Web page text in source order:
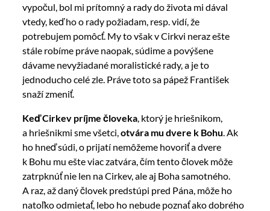
vypočul, bol mi prítomný a rady do života mi dával
vtedy, keď ho o rady požiadam, resp. vidí, že
potrebujem pomôcť. My to však v Cirkvi neraz ešte
stále robíme práve naopak, súdime a povýšene
dávame nevyžiadané moralistické rady, a je to
jednoducho celé zle. Práve toto sa pápež František
snaží zmeniť.
Keď Cirkev príjme človeka , ktorý je hriešnikom,
a hriešnikmi sme všetci,otvára mu dvere k Bohu . Ak
ho hneď súdi, o prijatí nemôžeme hovoriť a dvere
k Bohu mu ešte viac zatvára, čím tento človek môže
zatrpknúť nie len na Cirkev, ale aj Boha samotného.
A raz, až daný človek predstúpi pred Pána, môže ho
natoľko odmietať, lebo ho nebude poznať ako dobrého